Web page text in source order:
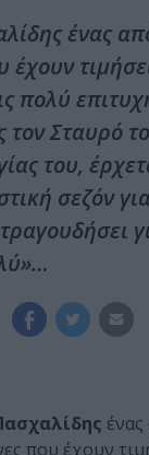
ένας
έχουν
πολύ
τον Σταυρό
του,
σεζόν
που έχουν